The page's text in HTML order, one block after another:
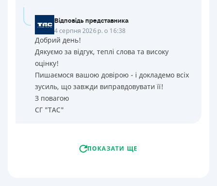
Відповідь представника
4 серпня 2026 р. о 16:38
Добрий день!
Дякуємо за відгук, теплі слова та високу
оцінку!
Пишаємося вашою довірою - і докладемо всіх
зусиль, що завжди виправдовувати її!
З повагою
СГ "ТАС"
ПОКАЗАТИ ЩЕ